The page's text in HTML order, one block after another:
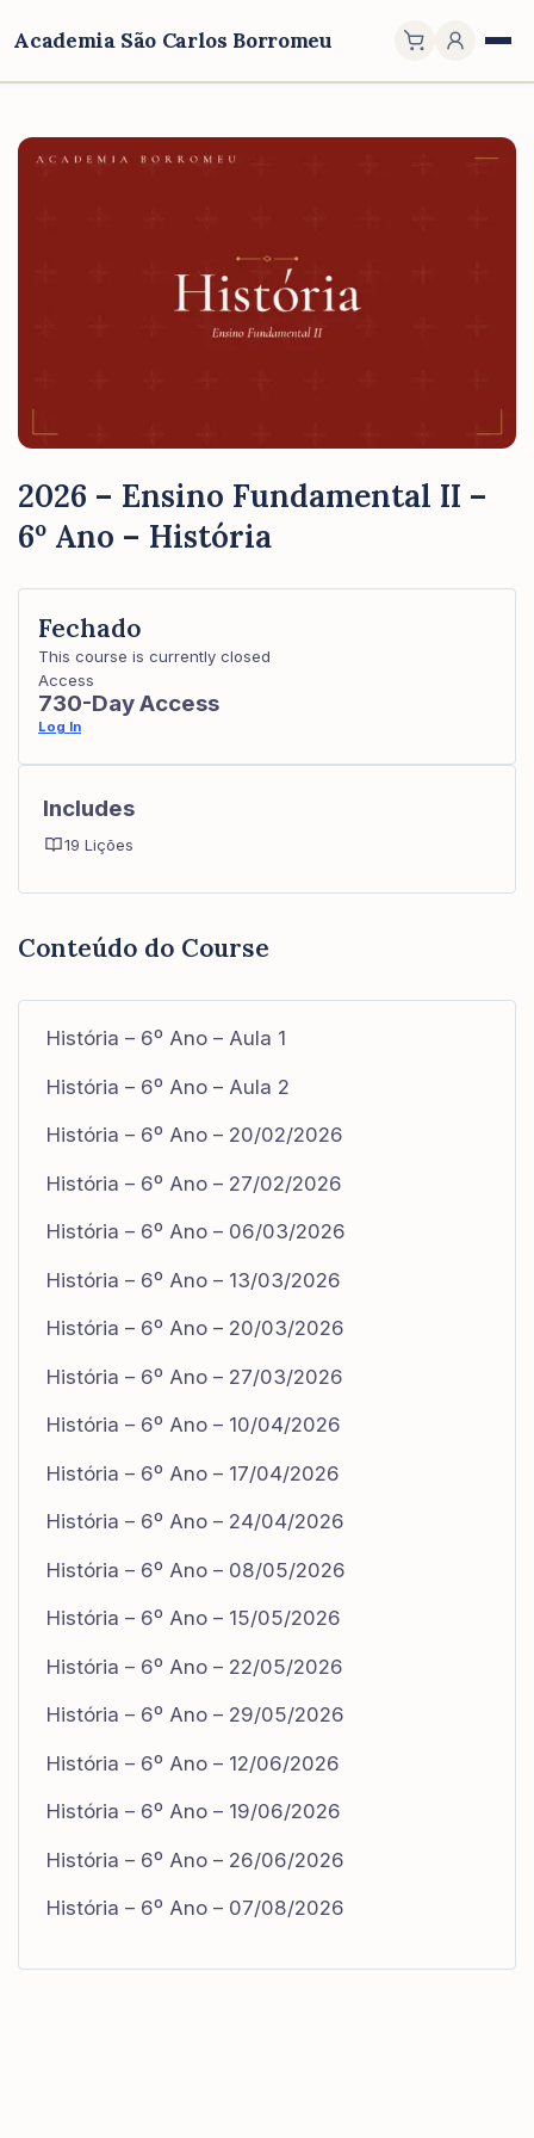
Academia São Carlos Borromeu
2026 – Ensino Fundamental II –
6º Ano – História
Conteúdo do Course
História – 6º Ano – Aula 1
História – 6º Ano – Aula 2
História – 6º Ano – 20/02/2026
História – 6º Ano – 27/02/2026
História – 6º Ano – 06/03/2026
História – 6º Ano – 13/03/2026
História – 6º Ano – 20/03/2026
História – 6º Ano – 27/03/2026
História – 6º Ano – 10/04/2026
História – 6º Ano – 17/04/2026
História – 6º Ano – 24/04/2026
História – 6º Ano – 08/05/2026
História – 6º Ano – 15/05/2026
História – 6º Ano – 22/05/2026
História – 6º Ano – 29/05/2026
História – 6º Ano – 12/06/2026
História – 6º Ano – 19/06/2026
História – 6º Ano – 26/06/2026
História – 6º Ano – 07/08/2026
Fechado
This course is currently closed
Access
730-Day Access
Log In
Includes
19 Lições